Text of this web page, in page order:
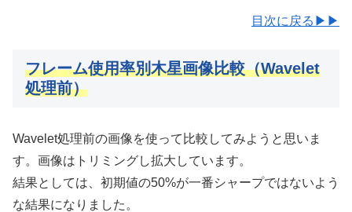
目次に戻る▶▶
フレーム使用率別木星画像比較（Wavelet
処理前）
Wavelet処理前の画像を使って比較してみようと思いま
す。画像はトリミングし拡大しています。
結果としては、初期値の50%が一番シャープではないよう
な結果になりました。